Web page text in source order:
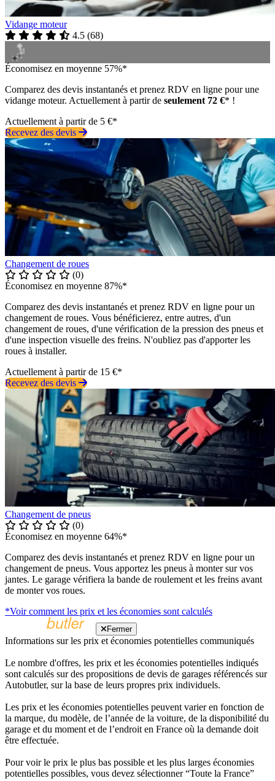
Vidange moteur
4.5 (68)
Économisez en moyenne 57%*
Comparez des devis instantanés et prenez RDV en ligne pour une
vidange moteur. Actuellement à partir de seulement 72 €* !
Actuellement à partir de 5 €*
Recevez des devis
Changement de roues
(0)
Économisez en moyenne 87%*
Comparez des devis instantanés et prenez RDV en ligne pour un
changement de roues. Vous bénéficierez, entre autres, d'un
changement de roues, d'une vérification de la pression des pneus et
d'une inspection visuelle des freins. N'oubliez pas d'apporter les
roues à installer.
Actuellement à partir de 15 €*
Recevez des devis
Changement de pneus
(0)
Économisez en moyenne 64%*
Comparez des devis instantanés et prenez RDV en ligne pour un
changement de pneus. Vous apportez les pneus à monter sur vos
jantes. Le garage vérifiera la bande de roulement et les freins avant
de monter vos roues.
*Voir comment les prix et les économies sont calculés
Fermer
Informations sur les prix et économies potentielles communiqués
Le nombre d'offres, les prix et les économies potentielles indiqués
sont calculés sur des propositions de devis de garages référencés sur
Autobutler, sur la base de leurs propres prix individuels.
Les prix et les économies potentielles peuvent varier en fonction de
la marque, du modèle, de l’année de la voiture, de la disponibilité du
garage et du moment et de l’endroit en France où la demande doit
être effectuée.
Pour voir le prix le plus bas possible et les plus larges économies
potentielles possibles, vous devez sélectionner “Toute la France”